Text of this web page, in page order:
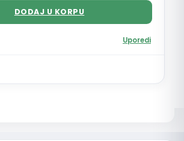
DODAJ U KORPU
Uporedi